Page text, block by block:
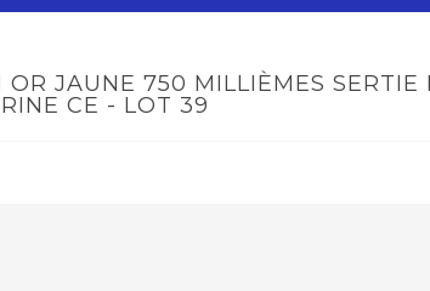
OR JAUNE 750 MILLIÈMES SERTIE
CE - LOT 39